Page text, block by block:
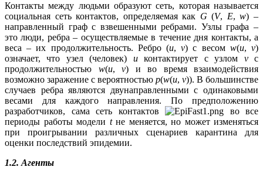
Контакты между людьми образуют сеть, которая называется
социальная сеть контактов, определяемая как G (V, E,w) –
направленный граф с взвешенными ребрами. Узлы графа –
это люди, ребра – осуществляемые в течение дня контакты, а
веса – их продолжительность. Ребро (u,v) с весом w(u,v)
означает, что узел (человек) uконтактирует с узлом vс
продолжительностью w(u, v) и во время взаимодействия
возможно заражение с вероятностью p(w(u, v)). В большинстве
случаев ребра являются двунаправленными с одинаковыми
весами для каждого направления. По предположению
разработчиков, сама сеть контактов
во все
периоды работы модели tне меняется, но может изменяться
при проигрывании различных сценариев карантина для
оценки последствий эпидемии.
1.2. Агенты